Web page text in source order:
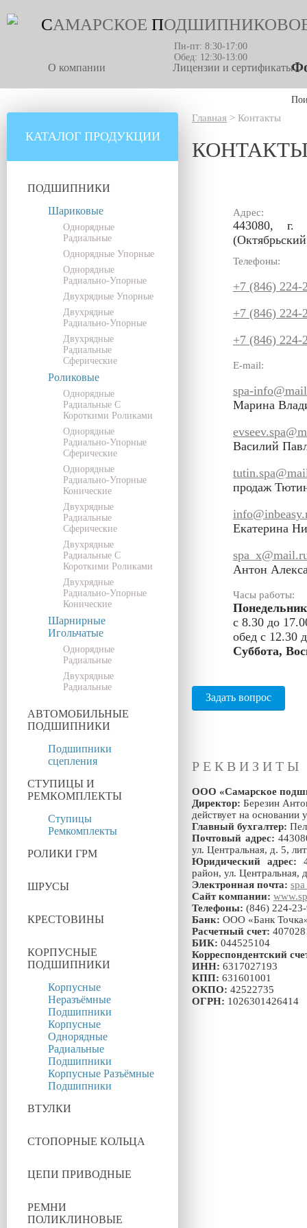
САМАРСКОЕ П
Пн-пт: 8:30-17:00
Обед: 12:30-13:00
О компании Лицензии и сертификаты
КАТАЛОГ ПРОДУКЦИИ
ПОДШИПНИКИ
Шариковые
Однорядные
Радиальные
Однорядные Упорные
Однорядные
Радиально-Упорные
Двухрядные Упорные
Двухрядные
Радиально-Упорные
Двухрядные
Радиальные
Сферические
Роликовые
Однорядные
Радиальные С
Короткими Роликами
Однорядные
Радиально-Упорные
Сферические
Однорядные
Радиально-Упорные
Конические
Двухрядные
Радиальные
Сферические
Двухрядные
Радиальные С
Короткими Роликами
Двухрядные
Радиально-Упорные
Конические
Шарнирные
Игольчатые
Однорядные
Радиальные
Двухрядные
Радиальные
АВТОМОБИЛЬНЫЕ
ПОДШИПНИКИ
Подшипники
сцепления
СТУПИЦЫ И
РЕМКОМПЛЕКТЫ
Ступицы
Ремкомплекты
РОЛИКИ ГРМ
ШРУСЫ
КРЕСТОВИНЫ
КОРПУСНЫЕ
ПОДШИПНИКИ
Корпусные
Неразъёмные
Подшипники
Корпусные
Однорядные
Радиальные
Подшипники
Корпусные Разъёмные
Подшипники
ВТУЛКИ
СТОПОРНЫЕ КОЛЬЦА
ЦЕПИ ПРИВОДНЫЕ
РЕМНИ
ПОЛИКЛИНОВЫЕ
Главная > Контакты
Адрес:
443080, г.
Телефоны:
+7 (846) 224-
+7 (846) 224-
+7 (846) 224-
E-mail:
spa-
Марина
Василий
продаж
Екатерина
Антон
Часы работы:
с 8.30 до
обед с 12.30
Суббота,
Задать вопрос
РЕКВИЗИТЫ
ООО «Самарское
Директор: Березин
действует на основании
Главный бухгалтер:
Почтовый адрес:
ул. Центральная, д. 5,
Юридический адрес:
район, ул. Центральная,
Электронная почта:
Сайт компании:
Телефоны: (846) 224-
Банк: ООО «Банк
Расчетный счет:
БИК: 044525104
Корреспондентский
ИНН: 6317027193
КПП: 631601001
ОКПО: 42522735
ОГРН: 1026301426414